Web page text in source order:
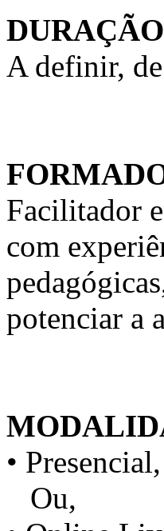
A definir,
Facilitador
com
potenciar a
•
Ou,